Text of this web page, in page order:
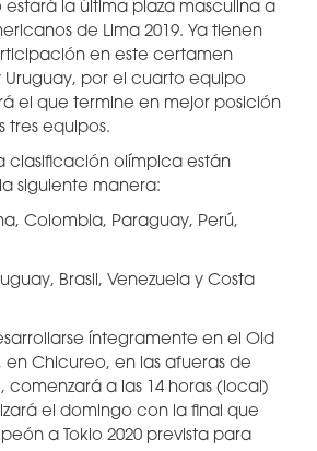
estará la última plaza masculina a
de Lima 2019. Ya tienen
en este certamen
Uruguay, por el cuarto equipo
el que termine en mejor posición
tres equipos.
clasificación olímpica están
siguiente manera:
Colombia, Paraguay, Perú,
Brasil, Venezuela y Costa
íntegramente en el Old
Chicureo, en las afueras de
comenzará a las 14 horas (local)
el domingo con la final que
a Tokio 2020 prevista para